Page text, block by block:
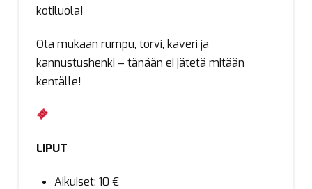
kotiluola!
Ota mukaan rumpu, torvi, kaveri ja
kannustushenki – tänään ei jätetä mitään
kentälle!
LIPUT
Aikuiset: 10 €